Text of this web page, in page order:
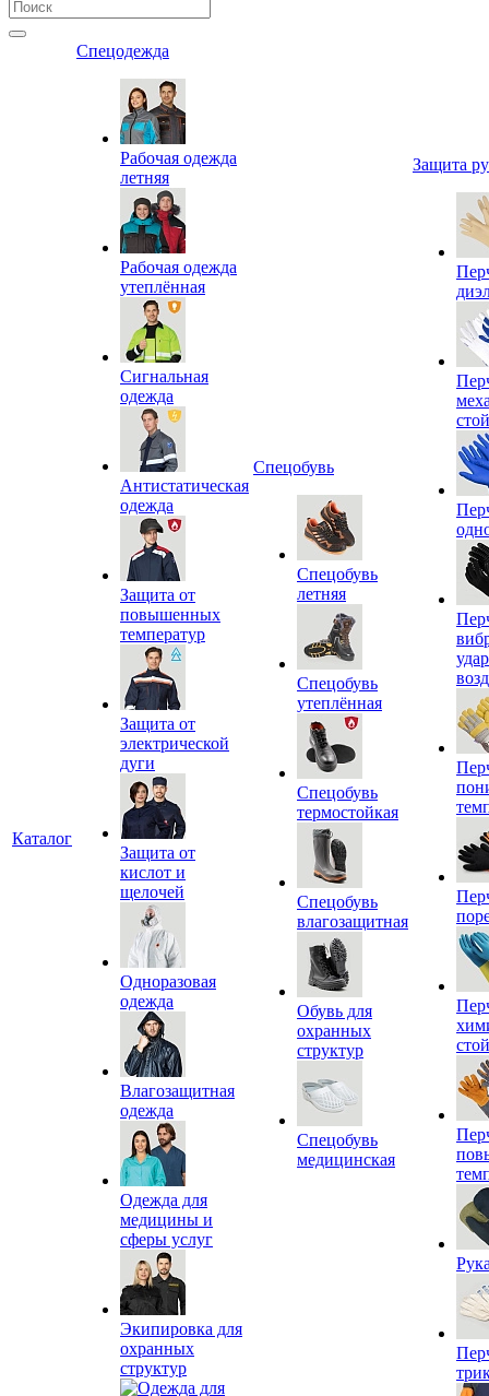
Каталог
Спецодежда
Рабочая одежда
летняя
Рабочая одежда
утеплённая
Сигнальная
одежда
Антистатическая
одежда
Защита от
повышенных
температур
Защита от
электрической
дуги
Защита от
кислот и
щелочей
Одноразовая
одежда
Влагозащитная
одежда
Одежда для
медицины и
сферы услуг
Экипировка для
охранных
структур
Спецобувь
Спецобувь
летняя
Спецобувь
утеплённая
Спецобувь
термостойкая
Спецобувь
влагозащитная
Обувь для
охранных
структур
Спецобувь
медицинская
Защита